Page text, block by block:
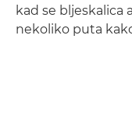
kad se bljeskalica
nekoliko puta